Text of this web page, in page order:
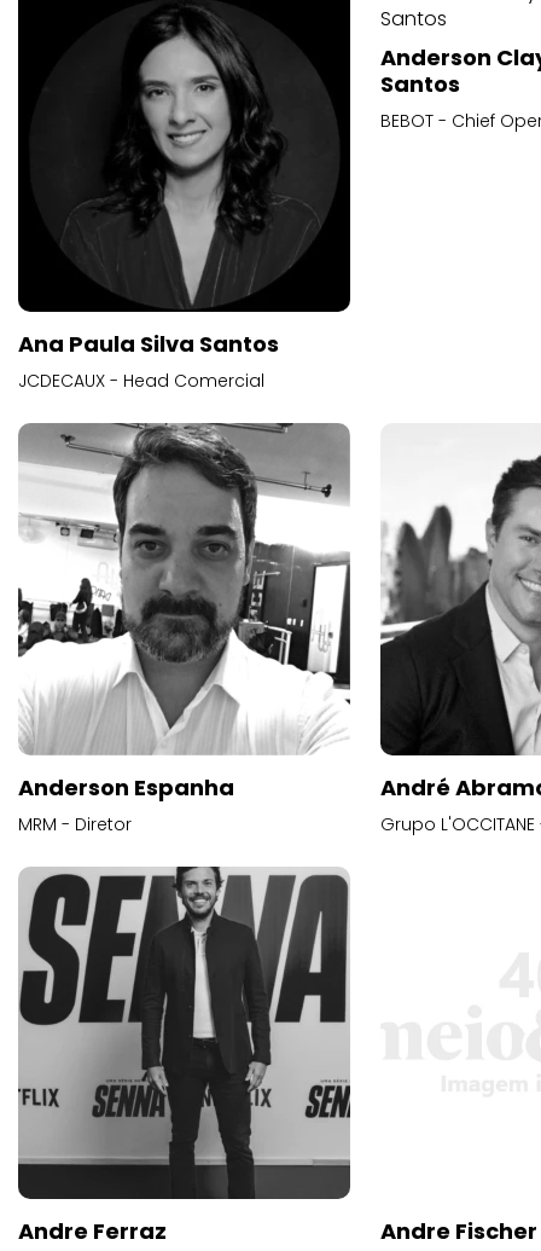
Ana Paula Silva Santos
JCDECAUX - Head Comercial
Anderson
Santos
BEBOT - Chief
Anderson Espanha
MRM - Diretor
André
Grupo
Andre Ferraz Andre Fischer